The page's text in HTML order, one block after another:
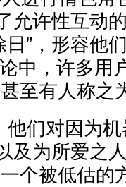
允许性互动
”，形容他
中，许多用
至有人称之
们对因为
及为所爱之
个被低估的